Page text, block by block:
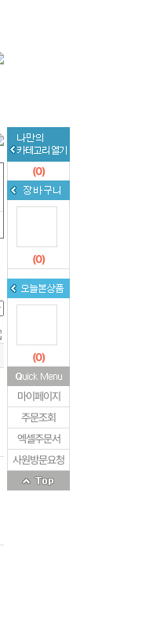
(0)
(0)
(0)
마이페이지
주문조회
엑셀주문서
사원방문요청